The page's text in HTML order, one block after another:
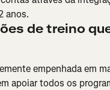
anos.
de treino
empenhada em
apoiar todos os